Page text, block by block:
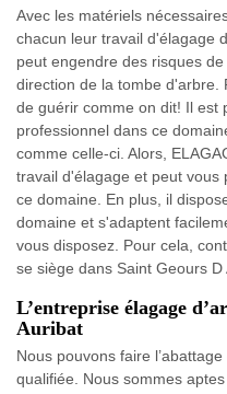
Avec les matériels
chacun leur travail d'élagage
peut engendre des risques
direction de la tombe d'arbre.
de guérir comme on dit! Il est
professionnel dans ce
comme celle-ci. Alors,
travail d'élagage et peut
ce domaine. En plus, il
domaine et s'adaptent
vous disposez. Pour cela,
se siège dans Saint Geours D
L’entreprise élagage
Auribat
Nous pouvons faire
qualifiée. Nous sommes